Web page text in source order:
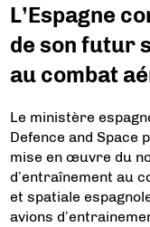
L’Espagne
de son futur
au combat
Le ministère
Defence and Space
mise en œuvre du
d’entraînement au
et spatiale
avions